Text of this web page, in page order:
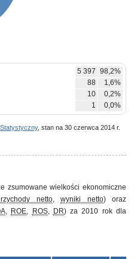
5 397 98,2%
88
1,6%
10
0,2%
1 0,0%
, stan na 30 czerwca 2014 r.
zsumowane wielkości ekonomiczne
netto, wyniki netto) oraz
, ROE, ROS, DR) za 2010 rok dla